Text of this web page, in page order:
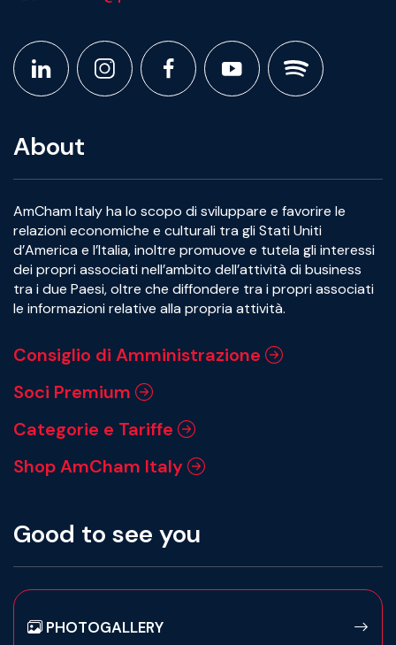
About
AmCham Italy ha lo scopo di sviluppare e favorire le
relazioni economiche e culturali tra gli Stati Uniti
d’America e l’Italia, inoltre promuove e tutela gli interessi
dei propri associati nell’ambito dell’attività di business
tra i due Paesi, oltre che diffondere tra i propri associati
le informazioni relative alla propria attività.
Consiglio di Amministrazione
Soci Premium
Categorie e Tariffe
Shop AmCham Italy
Good to see you
PHOTOGALLERY